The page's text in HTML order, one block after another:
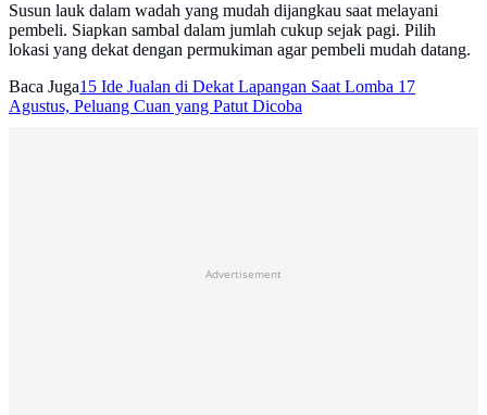
Susun lauk dalam wadah yang mudah dijangkau saat melayani
pembeli. Siapkan sambal dalam jumlah cukup sejak pagi. Pilih
lokasi yang dekat dengan permukiman agar pembeli mudah datang.
Baca Juga15 Ide Jualan di Dekat Lapangan Saat Lomba 17
Agustus, Peluang Cuan yang Patut Dicoba
Advertisement